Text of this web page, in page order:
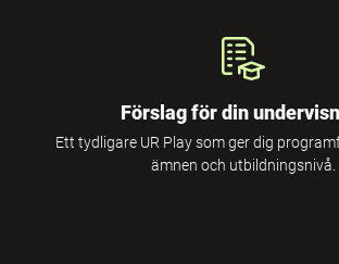
Förslag för din
Ett tydligare UR Play som ger dig
ämnen och utbildningsnivå.